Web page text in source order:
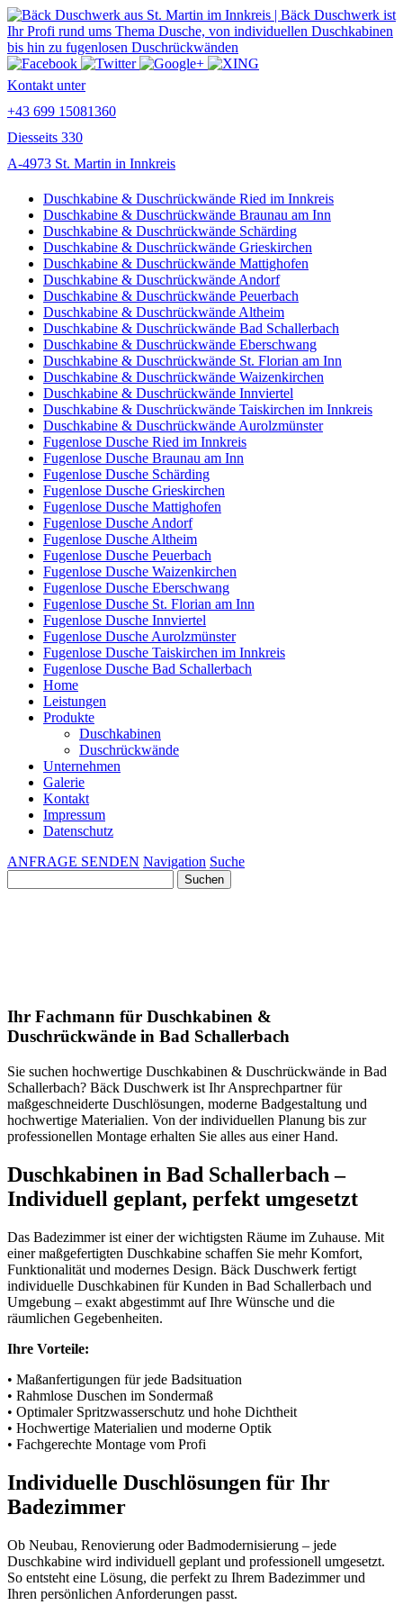
Kontakt unter
+43 699 15081360
Diesseits 330
A-4973 St. Martin in Innkreis
Duschkabine & Duschrückwände Ried im Innkreis
Duschkabine & Duschrückwände Braunau am Inn
Duschkabine & Duschrückwände Schärding
Duschkabine & Duschrückwände Grieskirchen
Duschkabine & Duschrückwände Mattighofen
Duschkabine & Duschrückwände Andorf
Duschkabine & Duschrückwände Peuerbach
Duschkabine & Duschrückwände Altheim
Duschkabine & Duschrückwände Bad Schallerbach
Duschkabine & Duschrückwände Eberschwang
Duschkabine & Duschrückwände St. Florian am Inn
Duschkabine & Duschrückwände Waizenkirchen
Duschkabine & Duschrückwände Innviertel
Duschkabine & Duschrückwände Taiskirchen im Innkreis
Duschkabine & Duschrückwände Aurolzmünster
Fugenlose Dusche Ried im Innkreis
Fugenlose Dusche Braunau am Inn
Fugenlose Dusche Schärding
Fugenlose Dusche Grieskirchen
Fugenlose Dusche Mattighofen
Fugenlose Dusche Andorf
Fugenlose Dusche Altheim
Fugenlose Dusche Peuerbach
Fugenlose Dusche Waizenkirchen
Fugenlose Dusche Eberschwang
Fugenlose Dusche St. Florian am Inn
Fugenlose Dusche Innviertel
Fugenlose Dusche Aurolzmünster
Fugenlose Dusche Taiskirchen im Innkreis
Fugenlose Dusche Bad Schallerbach
Home
Leistungen
Produkte
Duschkabinen
Duschrückwände
Unternehmen
Galerie
Kontakt
Impressum
Datenschutz
ANFRAGE SENDEN Navigation Suche
nach:
Ihr Fachmann für Duschkabinen &
Duschrückwände in Bad Schallerbach
Sie suchen hochwertige Duschkabinen & Duschrückwände in Bad
Schallerbach? Bäck Duschwerk ist Ihr Ansprechpartner für
maßgeschneiderte Duschlösungen, moderne Badgestaltung und
hochwertige Materialien. Von der individuellen Planung bis zur
professionellen Montage erhalten Sie alles aus einer Hand.
Duschkabinen in Bad Schallerbach –
Individuell geplant, perfekt umgesetzt
Das Badezimmer ist einer der wichtigsten Räume im Zuhause. Mit
einer maßgefertigten Duschkabine schaffen Sie mehr Komfort,
Funktionalität und modernes Design. Bäck Duschwerk fertigt
individuelle Duschkabinen für Kunden in Bad Schallerbach und
Umgebung – exakt abgestimmt auf Ihre Wünsche und die
räumlichen Gegebenheiten.
Ihre Vorteile:
• Maßanfertigungen für jede Badsituation
• Rahmlose Duschen im Sondermaß
• Optimaler Spritzwasserschutz und hohe Dichtheit
• Hochwertige Materialien und moderne Optik
• Fachgerechte Montage vom Profi
Individuelle Duschlösungen für Ihr
Badezimmer
Ob Neubau, Renovierung oder Badmodernisierung – jede
Duschkabine wird individuell geplant und professionell umgesetzt.
So entsteht eine Lösung, die perfekt zu Ihrem Badezimmer und
Ihren persönlichen Anforderungen passt.